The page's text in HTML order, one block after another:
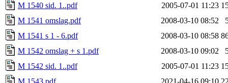
M 1540 sid. 1..pdf
2005-07-01 11:23
M 1541 omslag.pdf
2008-03-10 08:52
M 1541 s 1 - 6.pdf
2008-03-10 08:58
M 1542 omslag + s 1.pdf
2008-03-10 09:02
M 1542 sid. 1..pdf
2005-07-01 11:23
M 1543.pdf
2021-04-16 09:10